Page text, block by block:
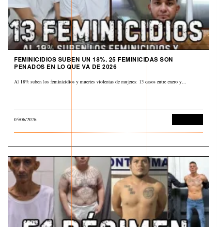
FEMINICIDIOS SUBEN UN 18%. 25 FEMINICIDAS SON
PENADOS EN LO QUE VA DE 2026
Al 18% suben los feminicidios y muertes violentas de mujeres: 13 casos entre enero y…
05/06/2026